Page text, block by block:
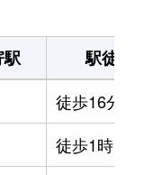
駅
駅徒歩
徒歩16分
徒歩1時間